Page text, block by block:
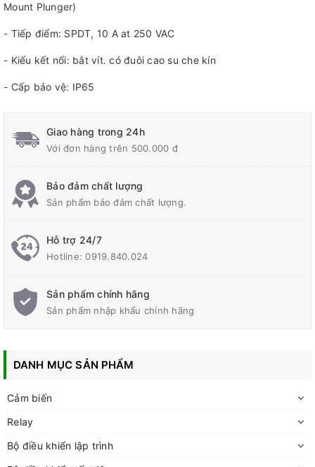
Mount Plunger)
- Tiếp điểm: SPDT, 10 A at 250 VAC
- Kiểu kết nối: bắt vít. có đuôi cao su che kín
- Cấp bảo vệ: IP65
Giao hàng trong 24h
Với đơn hàng trên 500.000 đ
Bảo đảm chất lượng
Sản phẩm bảo đảm chất lượng.
Hỗ trợ 24/7
Hotline:0919.840.024
Sản phẩm chính hãng
Sản phẩm nhập khẩu chính hãng
DANH MỤC SẢN PHẨM
Cảm biến
Relay
Bộ điều khiển lập trình